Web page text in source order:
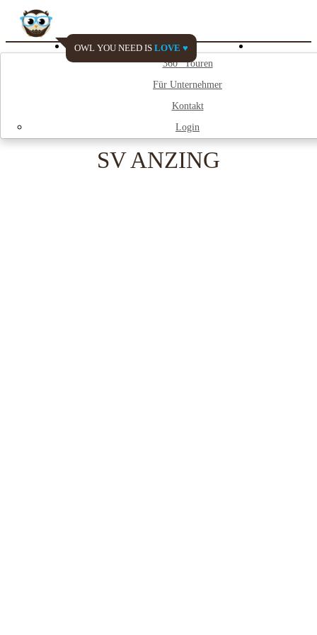
360° Touren
Für Unternehmer
Kontakt
Login
OWL YOU NEED IS LOVE ♥
Watch My City
SV ANZING